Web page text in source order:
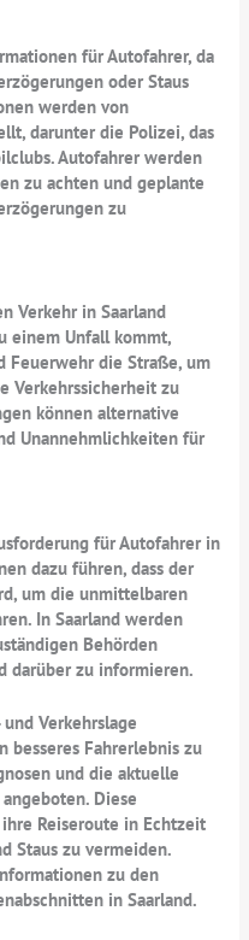
für Autofahrer, da
oder Staus
werden von
darunter die Polizei, das
Autofahrer werden
zu achten und geplante
zu
Verkehr in Saarland
einem Unfall kommt,
Feuerwehr die Straße, um
Verkehrssicherheit zu
können alternative
Unannehmlichkeiten für
für Autofahrer in
dazu führen, dass der
um die unmittelbaren
In Saarland werden
Behörden
darüber zu informieren.
Verkehrslage
besseres Fahrerlebnis zu
und die aktuelle
Diese
Reiseroute in Echtzeit
Staus zu vermeiden.
zu den
in Saarland.